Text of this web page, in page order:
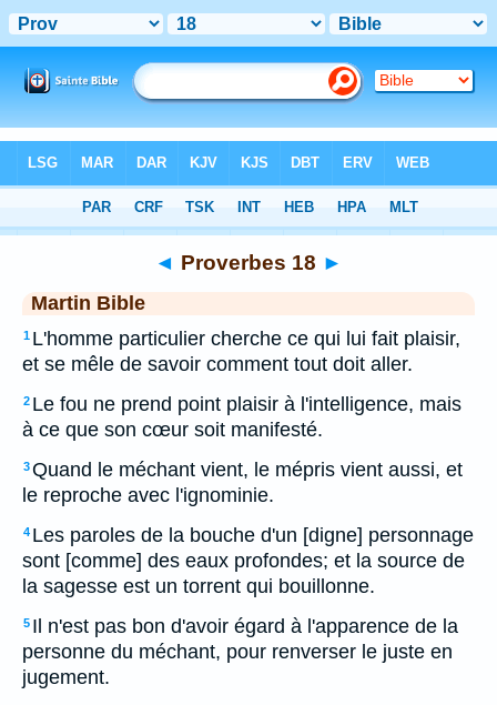
> Proverbes 18
◄ Proverbes 18 ►
Martin Bible
1 L'homme particulier cherche ce qui lui fait plaisir,
et se mêle de savoir comment tout doit aller.
2 Le fou ne prend point plaisir à l'intelligence, mais
à ce que son cœur soit manifesté.
3Quand le méchant vient, le mépris vient aussi, et
le reproche avec l'ignominie.
4 Les paroles de la bouche d'un [digne] personnage
sont [comme] des eaux profondes; et la source de
la sagesse est un torrent qui bouillonne.
5 Il n'est pas bon d'avoir égard à l'apparence de la
personne du méchant, pour renverser le juste en
jugement.